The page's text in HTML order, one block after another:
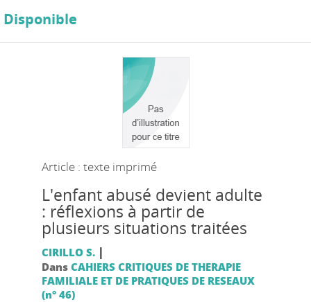
Disponible
Article : texte imprimé
L'enfant abusé devient adulte
: réflexions à partir de
plusieurs situations traitées
CIRILLO S. |
Dans CAHIERS CRITIQUES DE THERAPIE
FAMILIALE ET DE PRATIQUES DE RESEAUX
(n° 46)